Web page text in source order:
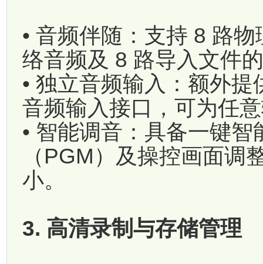
• 音频伴随：支持 8 路
络音频及 8 路导入文件
• 独立音频输入：额外
音频输入接口，可为任
• 智能调音：具备一键
（PGM）及操控画面调
小。
3. 高清录制与存储管理